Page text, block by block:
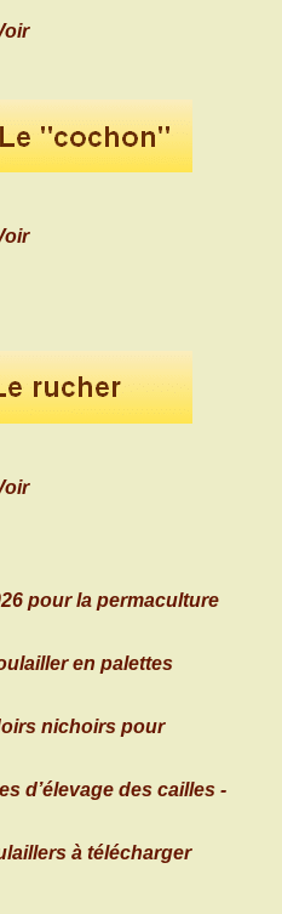
pour la permaculture
en palettes
nichoirs pour
d’élevage des cailles -
à télécharger